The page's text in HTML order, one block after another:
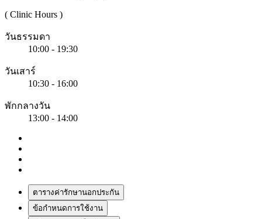
( Clinic Hours )
วันธรรมดา
10:00 - 19:30
วันเสาร์
10:30 - 16:00
พักกลางวัน
13:00 - 14:00
ตารางค่ารักษานอกประกัน
ข้อกำหนดการใช้งาน